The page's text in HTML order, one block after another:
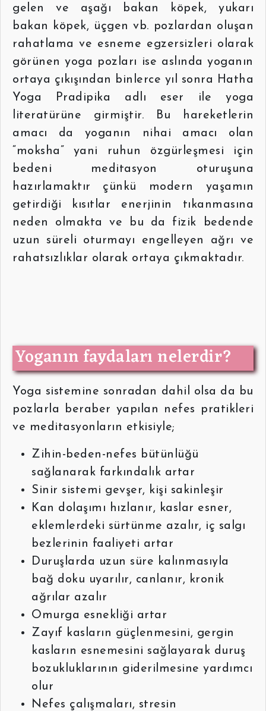
gelen ve aşağı bakan köpek, yukarı
bakan köpek, üçgen vb. pozlardan oluşan
rahatlama ve esneme egzersizleri olarak
görünen yoga pozları ise aslında yoganın
ortaya çıkışından binlerce yıl sonra Hatha
Yoga Pradipika adlı eser ile yoga
literatürüne girmiştir. Bu hareketlerin
amacı da yoganın nihai amacı olan
“moksha” yani ruhun özgürleşmesi için
bedeni meditasyon oturuşuna
hazırlamaktır çünkü modern yaşamın
getirdiği kısıtlar enerjinin tıkanmasına
neden olmakta ve bu da fizik bedende
uzun süreli oturmayı engelleyen ağrı ve
rahatsızlıklar olarak ortaya çıkmaktadır.
Yoganın faydaları nelerdir?
Yoga sistemine sonradan dahil olsa da bu
pozlarla beraber yapılan nefes pratikleri
ve meditasyonların etkisiyle;
Zihin-beden-nefes bütünlüğü
sağlanarak farkındalık artar
Sinir sistemi gevşer, kişi sakinleşir
Kan dolaşımı hızlanır, kaslar esner,
eklemlerdeki sürtünme azalır, iç salgı
bezlerinin faaliyeti artar
Duruşlarda uzun süre kalınmasıyla
bağ doku uyarılır, canlanır, kronik
ağrılar azalır
Omurga esnekliği artar
Zayıf kasların güçlenmesini, gergin
kasların esnemesini sağlayarak duruş
bozukluklarının giderilmesine yardımcı
olur
Nefes çalışmaları, stresin